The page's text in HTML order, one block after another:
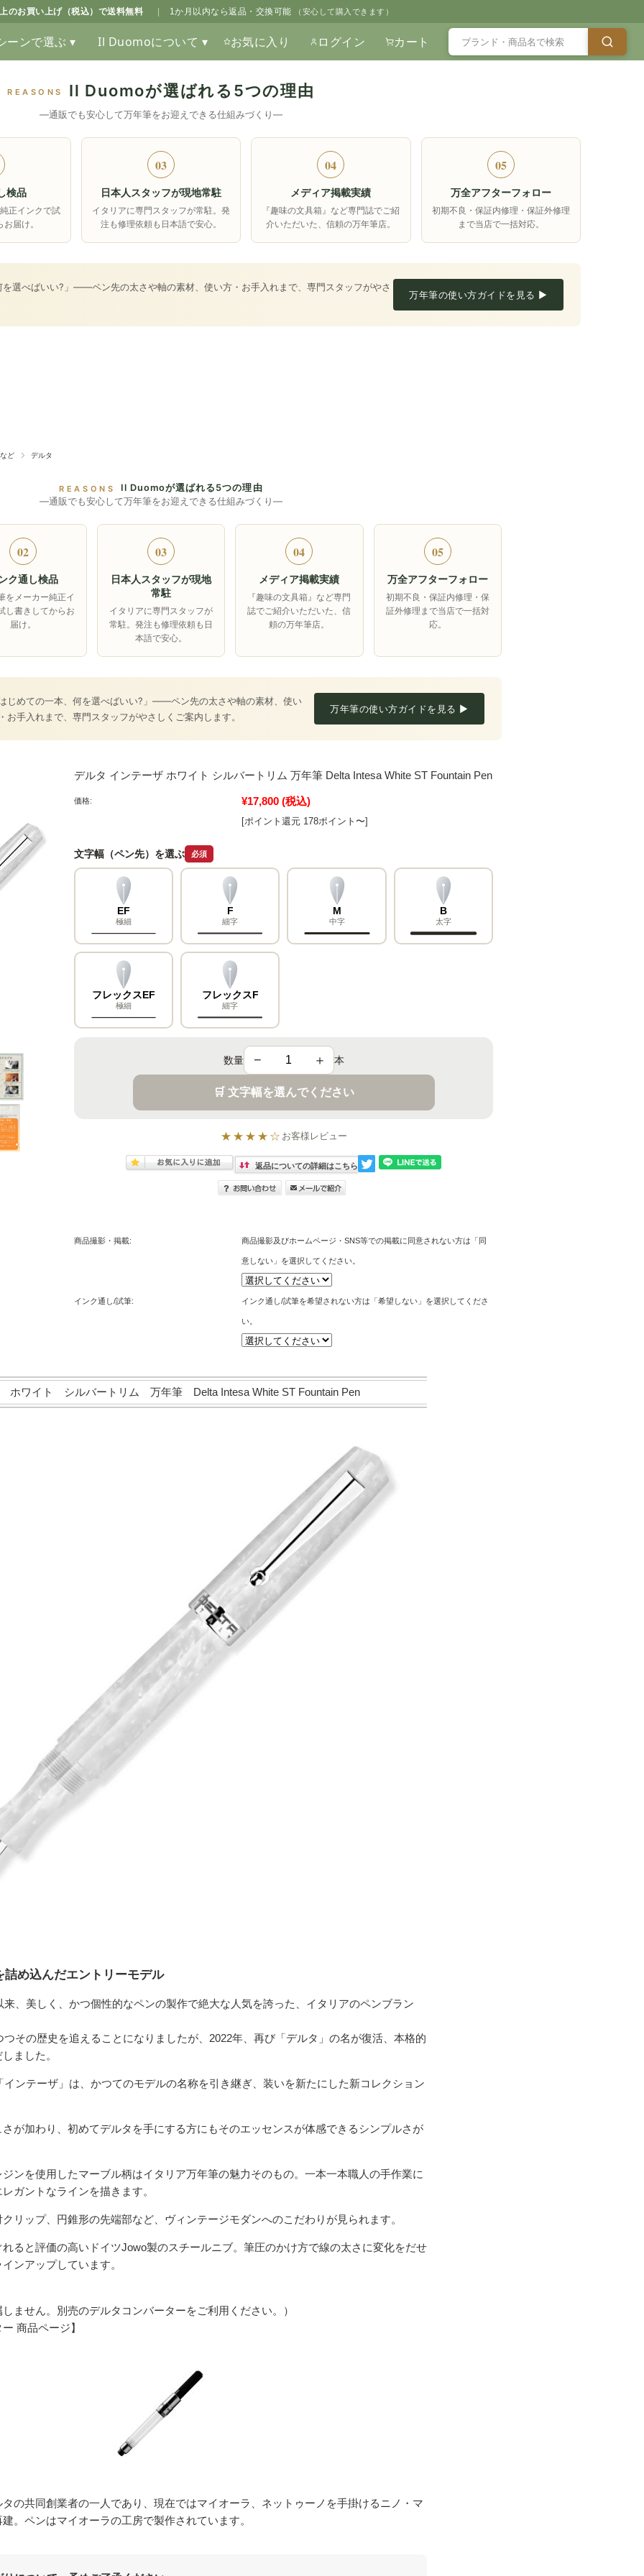
のお買い上げ（税込）で送料無料 1か月以内なら返品・交換可能 （安心して購入できます）
ーンで選ぶ ▾ Il Duomoについて ▾ お気に入り ログイン カート
REASONS Il Duomoが選ばれる5つの理由
―通販でも安心して万年筆をお迎えできる仕組みづくり―
検品
正インクで試
届け。
03
日本人スタッフが現地常駐
イタリアに専門スタッフが常駐。発
注も修理依頼も日本語で安心。
04
メディア掲載実績
『趣味の文具箱』など専門誌でご紹
介いただいた、信頼の万年筆店。
05
万全アフターフォロー
初期不良・保証内修理・保証外修理
まで当店で一括対応。
を選べばいい?」――ペン先の太さや軸の素材、使い方・お手入れまで、専門スタッフがやさ
万年筆の使い方ガイドを見る ▶
ど デルタ
REASONS Il Duomoが選ばれる5つの理由
―通販でも安心して万年筆をお迎えできる仕組みづくり―
02
ク通し検品
をメーカー純正イ
し書きしてからお
届け。
03
日本人スタッフが現地
常駐
イタリアに専門スタッフが
常駐。発注も修理依頼も日
本語で安心。
04
メディア掲載実績
『趣味の文具箱』など専門
誌でご紹介いただいた、信
頼の万年筆店。
05
万全アフターフォロー
初期不良・保証内修理・保
証外修理まで当店で一括対
応。
はじめての一本、何を選べばいい?」――ペン先の太さや軸の素材、使い
お手入れまで、専門スタッフがやさしくご案内します。
万年筆の使い方ガイドを見る ▶
デルタ インテーザ ホワイト シルバートリム 万年筆 Delta Intesa White ST Fountain Pen
価格: ¥17,800 (税込)
[ポイント還元 178ポイント〜]
文字幅（ペン先）を選ぶ 必須
EF
極細
F
細字
M
中字
B
太字
フレックスEF
極細
フレックスF
細字
数量 − ＋ 本
🛒 文字幅を選んでください
★★★★☆ お客様レビュー
返品についての詳細はこちら
商品撮影・掲載: 商品撮影及びホームページ・SNS等での掲載に同意されない方は「同
意しない」を選択してください。
インク通し/試筆: インク通し/試筆を希望されない方は「希望しない」を選択してくださ
い。
ワイト シルバートリム 万年筆 Delta Intesa White ST Fountain Pen
詰め込んだエントリーモデル
来、美しく、かつ個性的なペンの製作で絶大な人気を誇った、イタリアのペンブラン
つその歴史を追えることになりましたが、2022年、再び「デルタ」の名が復活、本格的
ました。
インテーザ」は、かつてのモデルの名称を引き継ぎ、装いを新たにした新コレクション
が加わり、初めてデルタを手にする方にもそのエッセンスが体感できるシンプルさが
ンを使用したマーブル柄はイタリア万年筆の魅力そのもの。一本一本職人の手作業に
ガントなラインを描きます。
リップ、円錐形の先端部など、ヴィンテージモダンへのこだわりが見られます。
ると評価の高いドイツJowo製のスチールニブ。筆圧のかけ方で線の太さに変化をだせ
ンアップしています。
しません。別売のデルタコンバーターをご利用ください。）
商品ページ】
の共同創業者の一人であり、現在ではマイオーラ、ネットゥーノを手掛けるニノ・マ
。ペンはマイオーラの工房で製作されています。